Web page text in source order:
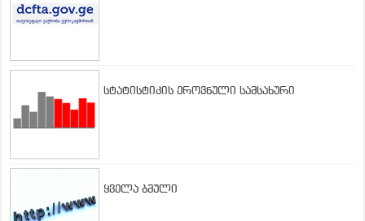
სტატისტიკის ეროვნული სამსახური
ყველა ბმული